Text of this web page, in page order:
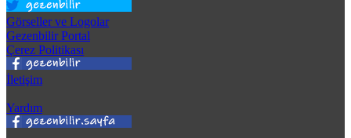
Görseller ve Logolar
Gezenbilir Portal
Çerez Politikası
İletişim
Yardım